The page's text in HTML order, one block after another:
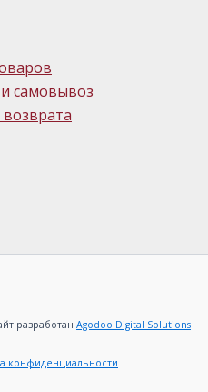
самовывоз
разработан Agodoo Digital Solutions
конфиденциальности